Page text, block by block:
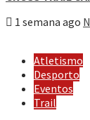
1 semana ago
Atletismo
Desporto
Eventos
Trail